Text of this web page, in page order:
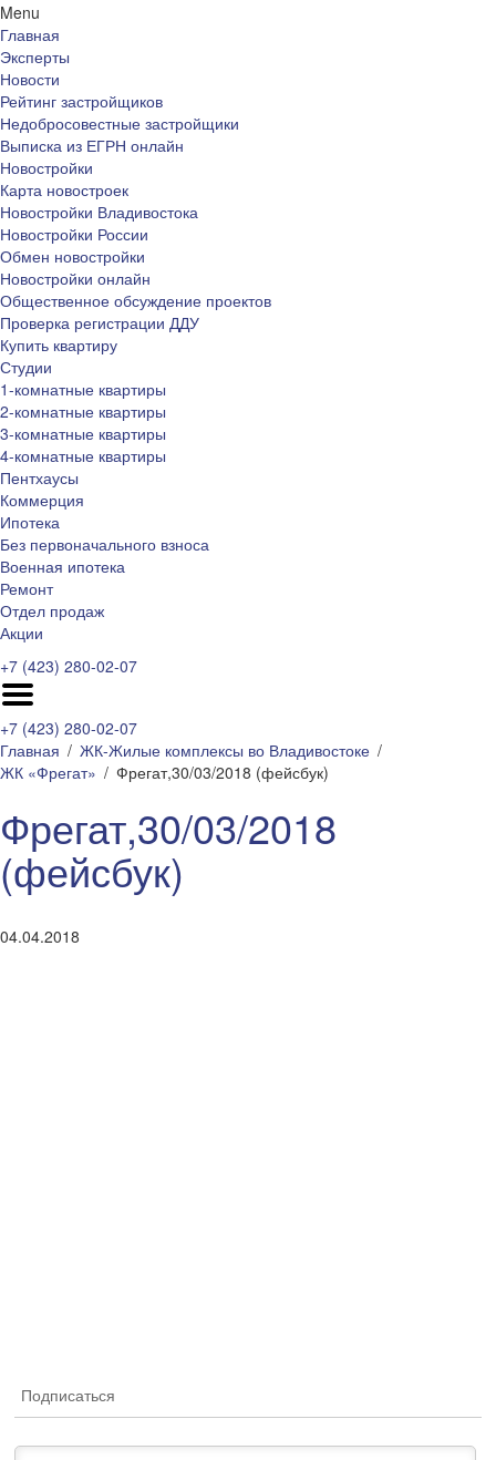
Menu
Главная
Эксперты
Новости
Рейтинг застройщиков
Недобросовестные застройщики
Выписка из ЕГРН онлайн
Новостройки
Карта новостроек
Новостройки Владивостока
Новостройки России
Обмен новостройки
Новостройки онлайн
Общественное обсуждение проектов
Проверка регистрации ДДУ
Купить квартиру
Студии
1-комнатные квартиры
2-комнатные квартиры
3-комнатные квартиры
4-комнатные квартиры
Пентхаусы
Коммерция
Ипотека
Без первоначального взноса
Военная ипотека
Ремонт
Отдел продаж
Акции
+7 (423) 280-02-07
+7 (423) 280-02-07
Главная
ЖК-Жилые комплексы во Владивостоке
ЖК «Фрегат»
Фрегат,30/03/2018 (фейсбук)
Фрегат,30/03/2018
(фейсбук)
04.04.2018
Подписаться